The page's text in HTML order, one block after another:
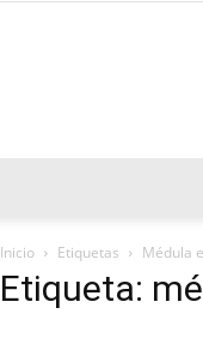
Inicio Etiquetas Médula
Etiqueta: